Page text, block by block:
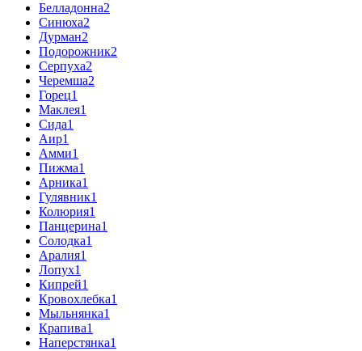
Белладонна2
Синюха2
Дурман2
Подорожник2
Серпуха2
Черемша2
Горец1
Маклея1
Сида1
Аир1
Амми1
Пижма1
Арника1
Гулявник1
Колюрия1
Панцерина1
Солодка1
Аралия1
Лопух1
Кипрей1
Кровохлебка1
Мыльнянка1
Крапива1
Наперстянка1